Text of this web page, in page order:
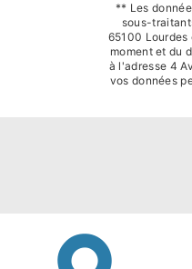
** Les
sous-
65100 Lourdes
moment et du
à l'adresse 4
vos données